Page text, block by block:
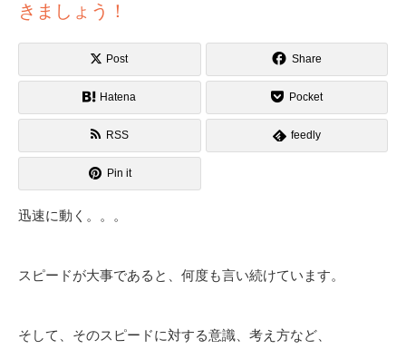
きましょう！
Post Share
Hatena Pocket
RSS feedly
Pin it
迅速に動く。。。
スピードが大事であると、何度も言い続けています。
そして、そのスピードに対する意識、考え方など、